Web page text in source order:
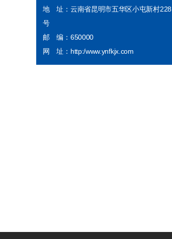
地 址：云南省昆明市五华区小屯新村228
号
邮 编：650000
网 址：http:/www.ynfkjx.com